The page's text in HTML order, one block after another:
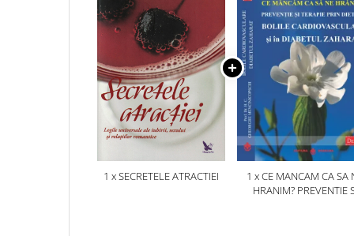
1 x SECRETELE ATRACTIEI
1 x CE MANCAM CA SA
HRANIM? PREVENTIE